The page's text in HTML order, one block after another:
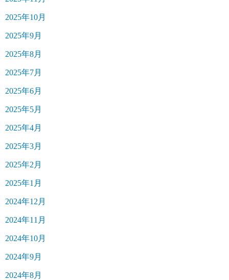
2025年10月
2025年9月
2025年8月
2025年7月
2025年6月
2025年5月
2025年4月
2025年3月
2025年2月
2025年1月
2024年12月
2024年11月
2024年10月
2024年9月
2024年8月